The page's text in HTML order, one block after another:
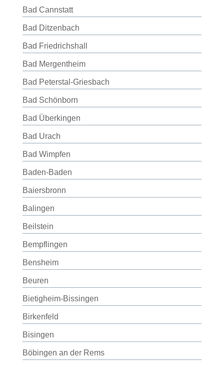
Bad Cannstatt
Bad Ditzenbach
Bad Friedrichshall
Bad Mergentheim
Bad Peterstal-Griesbach
Bad Schönborn
Bad Überkingen
Bad Urach
Bad Wimpfen
Baden-Baden
Baiersbronn
Balingen
Beilstein
Bempflingen
Bensheim
Beuren
Bietigheim-Bissingen
Birkenfeld
Bisingen
Böbingen an der Rems